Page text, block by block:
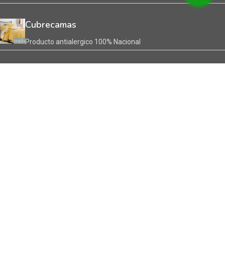
Cubrecamas
Producto antialergico 100% Nacional